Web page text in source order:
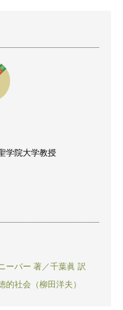
学院大学教授
ーバー 著／千葉眞 訳
的社会（柳田洋夫）